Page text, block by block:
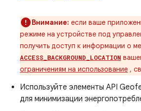
Внимание: если ваше
режиме на устройстве под
получить доступ к информации о
ACCESS_BACKGROUND_LOCATION
ограничениям на использование ,
Используйте элементы API
для минимизации